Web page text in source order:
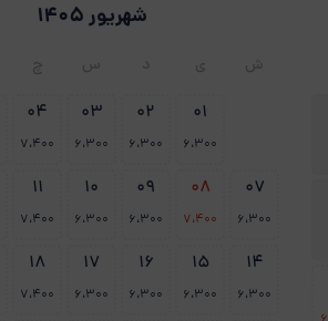
شهریور 1405
ش ی د س چ
01
6،300
02
6،300
03
6،300
04
7،400
07
6،300
08
7،400
09
6،300
10
6،300
11
7،400
14
6،300
15
6،300
16
6،300
17
6،300
18
7،400